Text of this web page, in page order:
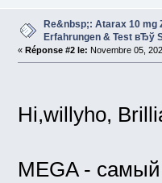
Re&nbsp;: Atarax 10 mg
Erfahrungen & Test вЂў
« Réponse #2 le: Novembre 05,
Hi,willyho,
MEGA -